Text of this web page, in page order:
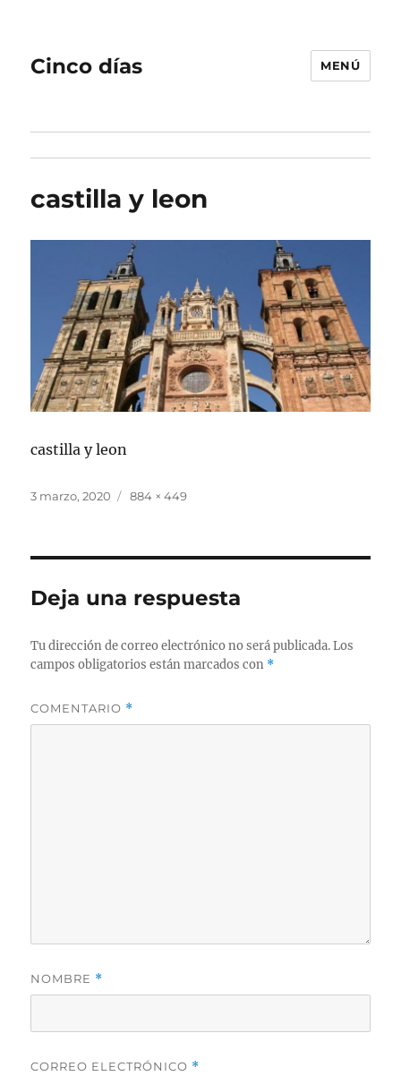
Cinco días MENÚ
castilla y leon
castilla y leon
Publicado
3 marzo, 2020
Tamaño
884 × 449
Deja una respuesta
Tu dirección de correo electrónico no será publicada. Los
campos obligatorios están marcados con *
COMENTARIO *
NOMBRE *
CORREO ELECTRÓNICO *